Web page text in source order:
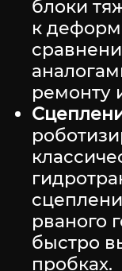
блоки
к
ремонту
рваного
быстро
пробках.